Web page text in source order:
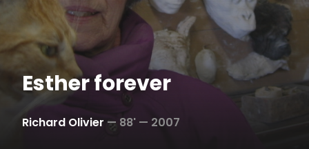
Esther forever
Richard Olivier — 88' — 2007